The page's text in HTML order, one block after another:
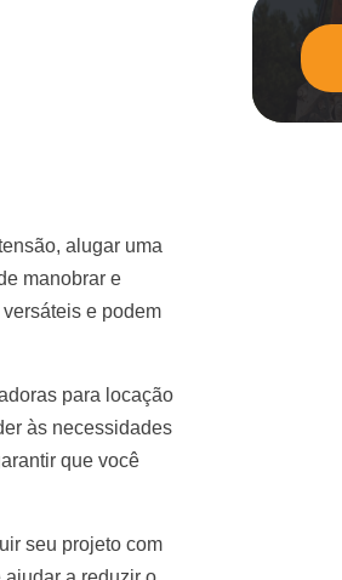
alugar uma
manobrar e
e podem
para locação
às necessidades
que você
seu projeto com